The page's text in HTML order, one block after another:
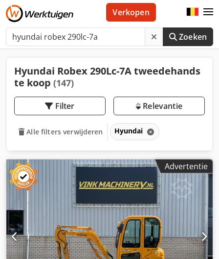
Zoeken
Verkopen
Hyundai Robex 290Lc-7A tweedehands
te koop (147)
Filter Relevantie
Alle filters verwijderen Hyundai
Advertentie